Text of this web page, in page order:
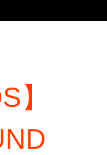
】